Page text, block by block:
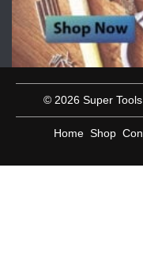
© 2026 Super
Home Shop